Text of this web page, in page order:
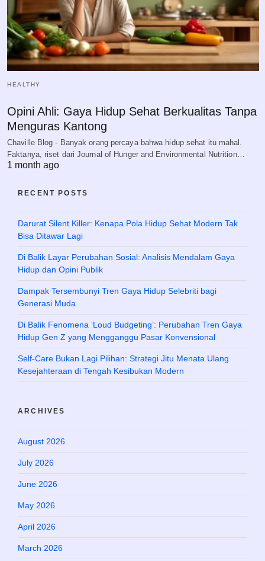
HEALTHY
Opini Ahli: Gaya Hidup Sehat Berkualitas Tanpa
Menguras Kantong
Chaville Blog - Banyak orang percaya bahwa hidup sehat itu mahal.
Faktanya, riset dari Journal of Hunger and Environmental Nutrition…
1 month ago
RECENT POSTS
Darurat Silent Killer: Kenapa Pola Hidup Sehat Modern Tak
Bisa Ditawar Lagi
Di Balik Layar Perubahan Sosial: Analisis Mendalam Gaya
Hidup dan Opini Publik
Dampak Tersembunyi Tren Gaya Hidup Selebriti bagi
Generasi Muda
Di Balik Fenomena ‘Loud Budgeting’: Perubahan Tren Gaya
Hidup Gen Z yang Mengganggu Pasar Konvensional
Self-Care Bukan Lagi Pilihan: Strategi Jitu Menata Ulang
Kesejahteraan di Tengah Kesibukan Modern
ARCHIVES
August 2026
July 2026
June 2026
May 2026
April 2026
March 2026